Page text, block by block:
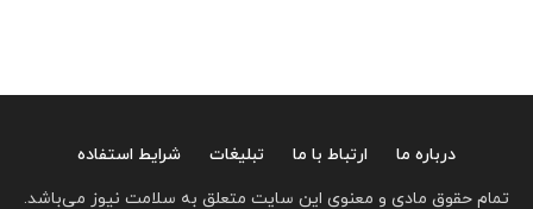
درباره ما ارتباط با ما تبلیغات
شرایط استفاده
تمام حقوق مادی و معنوی این سایت متعلق به سلامت نیوز می‌باشد.